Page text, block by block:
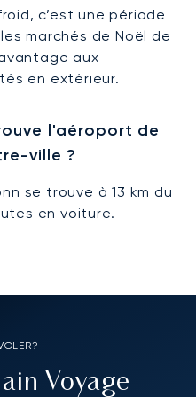
c’est une période
marchés de Noël de
aux
en extérieur.
l'aéroport de
ville ?
se trouve à 13 km du
en voiture.
Voyage